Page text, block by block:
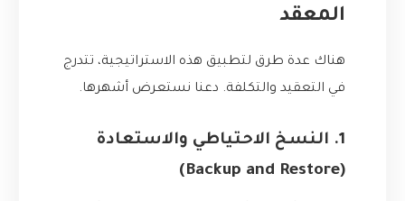
المعقد
هناك عدة طرق لتطبيق هذه الاستراتيجية، تتدرج
في التعقيد والتكلفة. دعنا نستعرض أشهرها.
1. النسخ الاحتياطي والاستعادة
(Backup and Restore)